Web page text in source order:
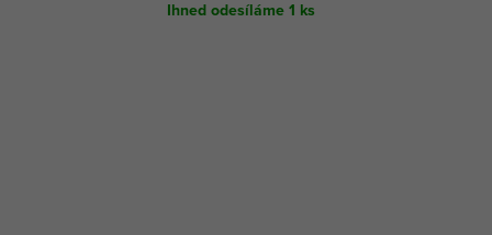
Ihned odesíláme1 ks